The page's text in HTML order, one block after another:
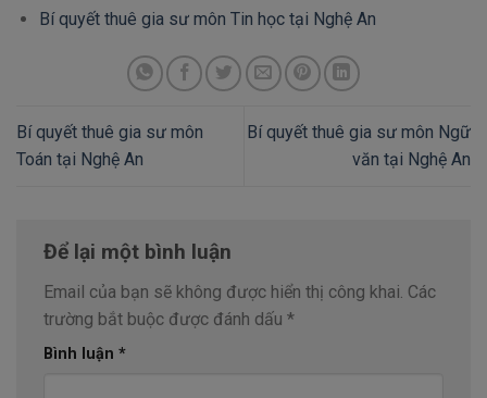
Bí quyết thuê gia sư môn Tin học tại Nghệ An
Bí quyết thuê gia sư môn
Toán tại Nghệ An
Bí quyết thuê gia sư môn Ngữ
văn tại Nghệ An
Để lại một bình luận
Email của bạn sẽ không được hiển thị công khai. Các
trường bắt buộc được đánh dấu *
Bình luận *